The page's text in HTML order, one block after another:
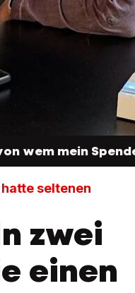
wem mein
seltenen
zwei
einen